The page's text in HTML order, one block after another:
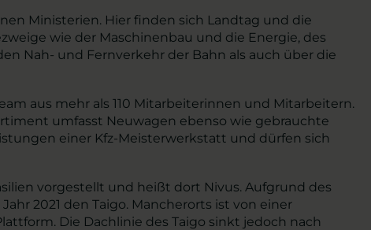
Ministerien. Hier finden sich Landtag und die
wie der Maschinenbau und die Energie, des
Nah- und Fernverkehr der Bahn als auch über die
aus mehr als 110 Mitarbeiterinnen und Mitarbeitern.
umfasst Neuwagen ebenso wie gebrauchte
einer Kfz-Meisterwerkstatt und dürfen sich
vorgestellt und heißt dort Nivus. Aufgrund des
2021 den Taigo. Mancherorts ist von einer
Die Dachlinie des Taigo sinkt jedoch nach